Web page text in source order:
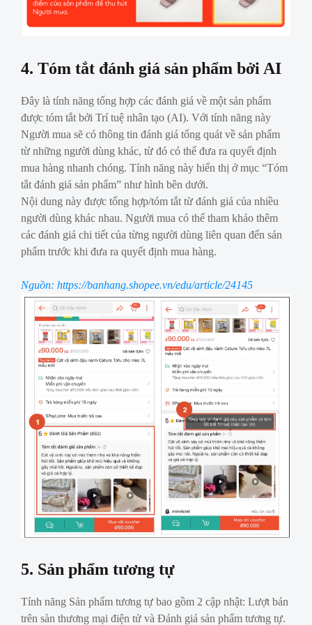
4. Tóm tắt đánh giá sản phẩm bởi AI
Đây là tính năng tổng hợp các đánh giá về một sản phẩm
được tóm tắt bởi Trí tuệ nhân tạo (AI). Với tính năng này
Người mua sẽ có thông tin đánh giá tổng quát về sản phẩm
từ những người dùng khác, từ đó có thể đưa ra quyết định
mua hàng nhanh chóng. Tính năng này hiển thị ở mục “Tóm
tắt đánh giá sản phẩm” như hình bên dưới.
Nội dung này được tổng hợp/tóm tắt từ đánh giá của nhiều
người dùng khác nhau. Người mua có thể tham khảo thêm
các đánh giá chi tiết của từng người dùng liên quan đến sản
phẩm trước khi đưa ra quyết định mua hàng.
Nguồn: https://banhang.shopee.vn/edu/article/24145
5. Sản phẩm tương tự
Tính năng Sản phẩm tương tự bao gồm 2 cập nhật: Lượt bán
trên sàn thương mại điện tử và Đánh giá sản phẩm tương tự.